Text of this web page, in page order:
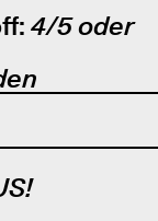
4/5 oder